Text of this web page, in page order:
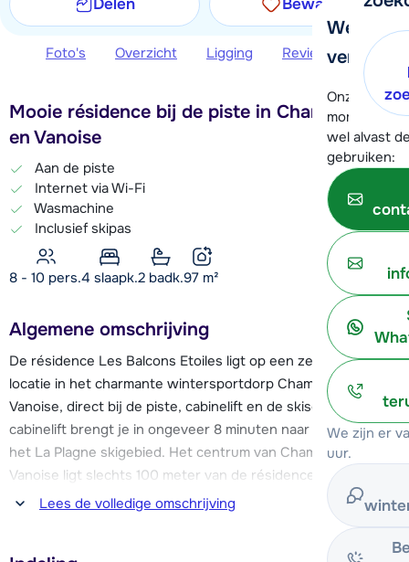
We
verder!
Onze
moment
wel alvast
gebruiken:
We zijn er
uur.
Foto's Overzicht Ligging Reviews
Mooie résidence bij de piste in Champagny
en Vanoise
Aan de piste
Internet via Wi-Fi
Wasmachine
Inclusief skipas
8 - 10 pers.4 slaapk.2 badk.97 m²
Algemene omschrijving
De résidence Les Balcons Etoiles ligt op een zeer gunstige
locatie in het charmante wintersportdorp Champagny en
Vanoise, direct bij de piste, cabinelift en de skischool. De
cabinelift brengt je in ongeveer 8 minuten naar de pistes van
het La Plagne skigebied. Het centrum van Champagny en
Vanoise ligt slechts 100 meter van de résidence vandaan. Je
vindt hier o.a. een supermarkt, diverse (sport)winkels,
Lees de volledige omschrijving